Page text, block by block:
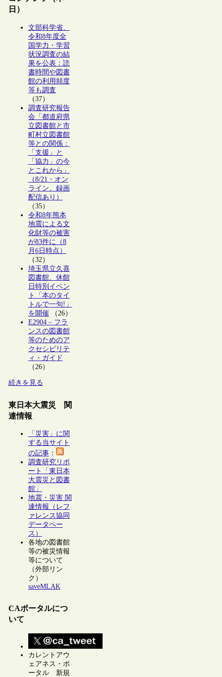
日）
文部科学省、
令和8年度全
国学力・学習
状況調査の結
果を公表：読
書時間や図書
館の利用頻度
等も調査
（37）
調査研究報告
会「都道府県
立図書館と市
町村立図書館
等との関係：
「支援」と
「協力」の今
とこれから」
（8/21・オン
ライン、録画
配信あり）
（35）
令和8年熊本
地震による文
化財等の被害
が83件に（8
月6日時点）
（32）
埼玉県立久喜
図書館、休館
日特別イベン
ト「本のタイ
トルで一句!」
を開催（26）
E2904 – フラ
ンスの図書館
等のためのア
クセシビリテ
ィ・ガイド
（26）
続きを見る
東日本大震災 関
連情報
「災害」に関
する当サイト
の記事：
調査研究リポ
ート「東日本
大震災と図書
館」
地震・災害 関
連情報（レフ
ァレンス協同
データベー
ス）
各地の図書館
等の被災情報
等について
（外部リン
ク）
saveMLAK
CAポータルにつ
いて
カレントアウ
ェアネス・ポ
ータル 新規